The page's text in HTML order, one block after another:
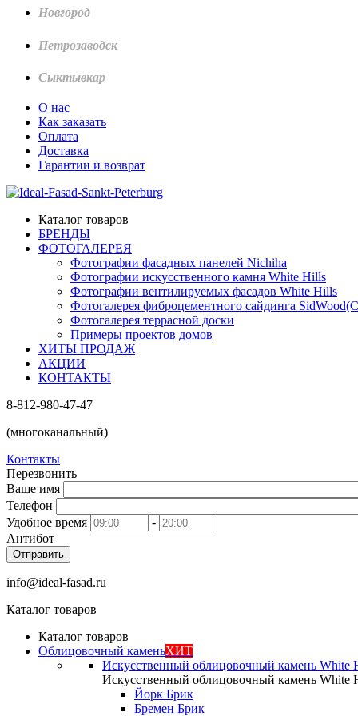
Новгород
Петрозаводск
Сыктывкар
О нас
Как заказать
Оплата
Доставка
Гарантии и возврат
Каталог товаров
БРЕНДЫ
ФОТОГАЛЕРЕЯ
Фотографии фасадных панелей Nichiha
Фотографии искусственного камня White Hills
Фотографии вентилируемых фасадов White Hills
Фотогалерея фиброцементного сайдинга
Фотогалерея террасной доски
Примеры проектов домов
ХИТЫ ПРОДАЖ
АКЦИИ
КОНТАКТЫ
8-812-980-47-47
(многоканальный)
Контакты
Перезвонить
Ваше имя
Телефон
Удобное время
-
Антибот
Отправить
info@ideal-fasad.ru
Каталог товаров
Каталог товаров
Облицовочный каменьХИТ
Искусственный облицовочный камень White
Искусственный облицовочный камень White
Йорк Брик
Бремен Брик